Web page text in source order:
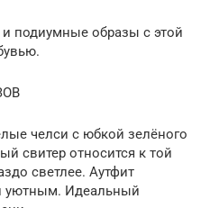
подиумные образы с этой
челси с юбкой зелёного
свитер относится к той
светлее. Аутфит
уютным. Идеальный